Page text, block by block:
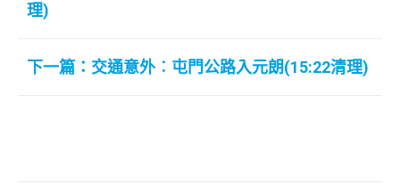
理)
下一篇：交通意外︰屯門公路入元朗(15:22清理)